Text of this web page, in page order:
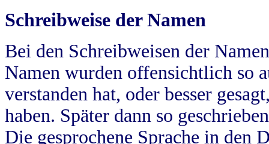
Schreibweise der Namen
Bei den Schreibweisen der
Namen wurden offensichtlich so
verstanden hat, oder besser
haben. Später dann so
Die gesprochene Sprache in